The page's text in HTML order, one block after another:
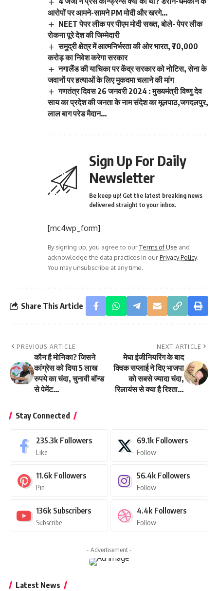
आरोपों पर आमने-सामने PM मोदी और खरगे…
NEET पेपर लीक पर पीएम मोदी सख्त, बोले- पेपर लीक
रोकना पूरे देश की जिम्मेदारी
समुद्री क्षेत्र में आत्मनिर्भरता की ओर भारत, ₹70,000
करोड़ का निवेश करेगा सरकार
नगालैंड की याचिका पर केंद्र सरकार को नोटिस, सेना के
जवानों पर हत्याओं के लिए मुकदमा चलाने की मांग
गणतंत्र दिवस 26 जनवरी 2024 : मुख्यमंत्री विष्णु देव
साय का प्रदेश की जनता के नाम संदेश का मूलपाठ,जगदलपुर,
लाल बाग परेड मैदान…
Sign Up For Daily
Newsletter
Be keep up! Get the latest breaking news
delivered straight to your inbox.
[mc4wp_form]
By signing up, you agree to ourTerms of Use and
acknowledge the data practices in ourPrivacy Policy.
You may unsubscribe at any time.
Share This Article
PREVIOUS ARTICLE
कौन है मोनिका? जिसने
कांग्रेस को दिया 5 लाख
रुपये का चंदा, चुनावी बॉन्ड
से पेमेंट…
NEXT ARTICLE
मेघा इंजीनियरिंग के बाद
क्विक सप्लाई ने दिए भाजपा
को सबसे ज्यादा चंदा,
रिलायंस से क्या है रिश्ता…
Stay Connected
235.3k Followers
Like
69.1k Followers
Follow
11.6k Followers
Pin
56.4k Followers
Follow
136k Subscribers
Subscribe
4.4k Followers
Follow
- Advertisement -
Latest News